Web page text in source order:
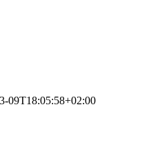
09T18:05:58+02:00